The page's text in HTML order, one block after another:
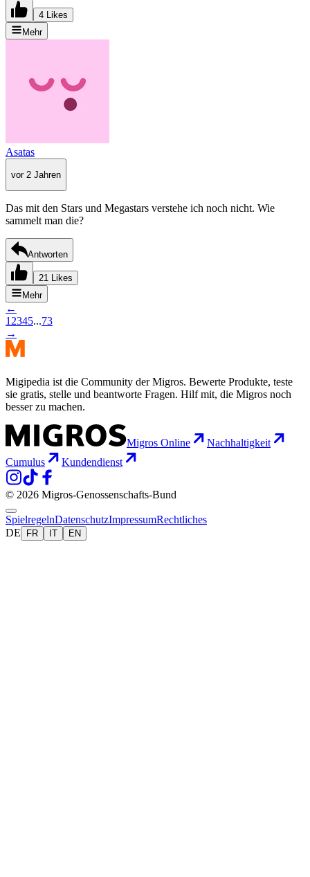
4 Likes
Mehr
Asatas
vor 2 Jahren
Das mit den Stars und Megastars verstehe ich noch nicht. Wie
sammelt man die?
Antworten
21 Likes
Mehr
←
12345...73
→
Migipedia ist die Community der Migros. Bewerte Produkte, teste
sie gratis, stelle und beantworte Fragen. Hilf mit, die Migros noch
besser zu machen.
Migros Online
Nachhaltigkeit
Cumulus
Kundendienst
© 2026 Migros-Genossenschafts-Bund
SpielregelnDatenschutzImpressumRechtliches
DE
FR IT EN